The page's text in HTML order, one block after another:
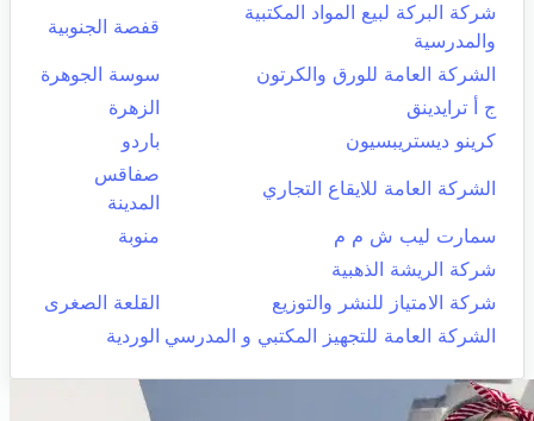
شركة البركة لبيع المواد المكتبية
والمدرسية
قفصة الجنوبية
الشركة العامة للورق والكرتون
سوسة الجوهرة
ج أ ترايدينق
الزهرة
كرينو ديستريبسيون
باردو
الشركة العامة للايقاع التجاري
صفاقس
المدينة
سمارت ليب ش م م
منوبة
شركة الريشة الذهبية
شركة الامتياز للنشر والتوزيع
القلعة الصغرى
الشركة العامة للتجهيز المكتبي و المدرسي الوردية